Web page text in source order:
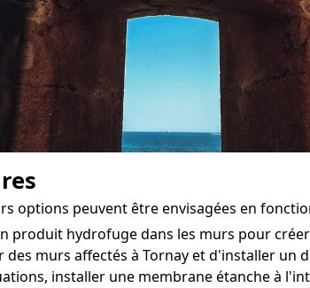
options peuvent être envisagées en
produit hydrofuge dans les murs pour
murs affectés à Tornay et d'installer un
installer une membrane étanche à